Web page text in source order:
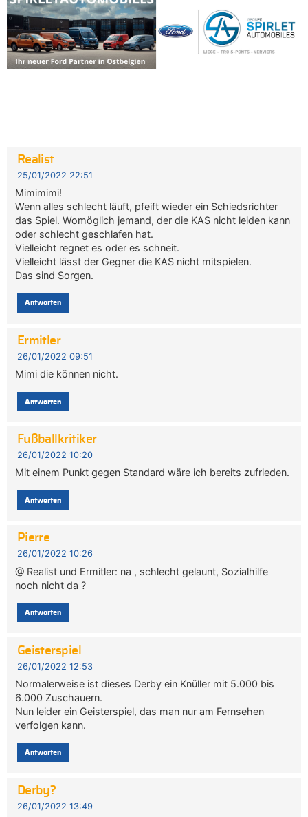
Realist
25/01/2022 22:51
Mimimimi!
Wenn alles schlecht läuft, pfeift wieder ein Schiedsrichter
das Spiel. Womöglich jemand, der die KAS nicht leiden kann
oder schlecht geschlafen hat.
Vielleicht regnet es oder es schneit.
Vielleicht lässt der Gegner die KAS nicht mitspielen.
Das sind Sorgen.
Antworten
Ermitler
26/01/2022 09:51
Mimi die können nicht.
Antworten
Fußballkritiker
26/01/2022 10:20
Mit einem Punkt gegen Standard wäre ich bereits zufrieden.
Antworten
Pierre
26/01/2022 10:26
@ Realist und Ermitler: na , schlecht gelaunt, Sozialhilfe
noch nicht da ?
Antworten
Geisterspiel
26/01/2022 12:53
Normalerweise ist dieses Derby ein Knüller mit 5.000 bis
6.000 Zuschauern.
Nun leider ein Geisterspiel, das man nur am Fernsehen
verfolgen kann.
Antworten
Derby?
26/01/2022 13:49